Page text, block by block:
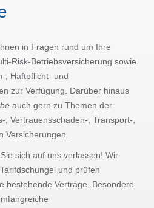
in Fragen rund um Ihre
Risk-Betriebsversicherung sowie
, Haftpflicht- und
zur Verfügung. Darüber hinaus
auch gern zu Themen der
Vertrauensschaden-, Transport-,
Versicherungen.
sich auf uns verlassen! Wir
und prüfen
bestehende Verträge. Besondere